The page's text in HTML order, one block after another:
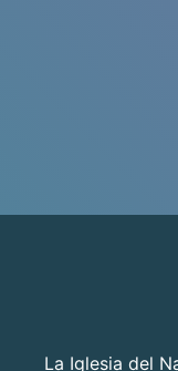
La Iglesia del